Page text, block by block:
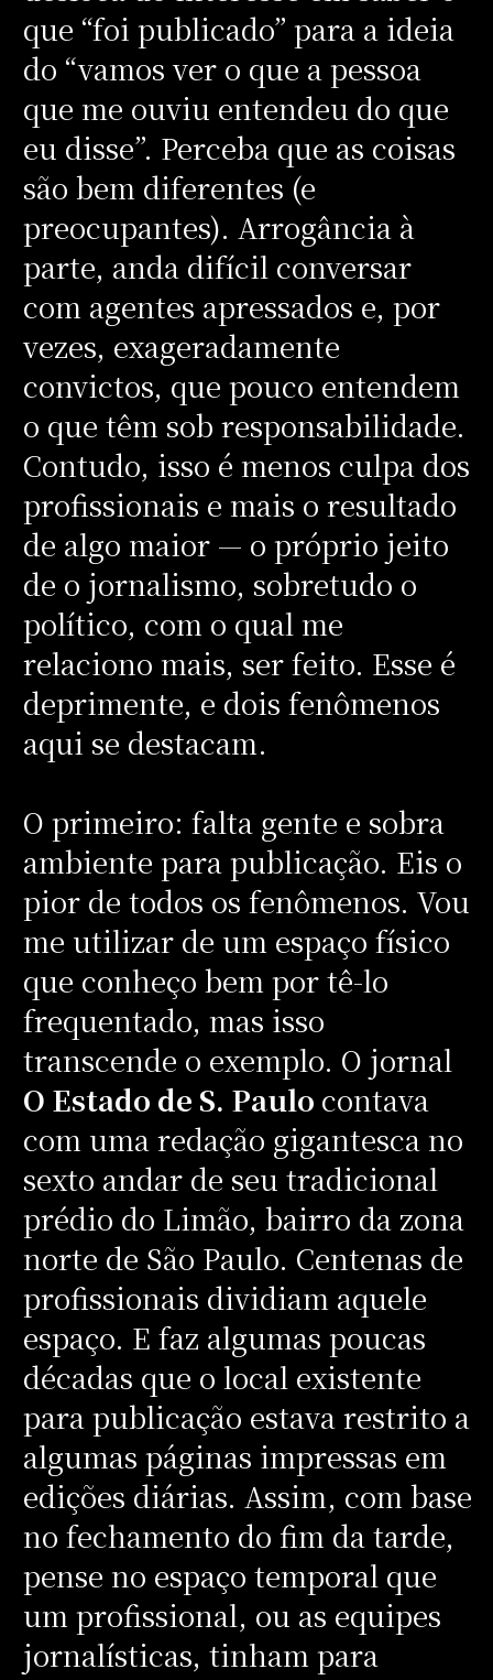
que “foi publicado” para a ideia
do “vamos ver o que a pessoa
que me ouviu entendeu do que
eu disse”. Perceba que as coisas
são bem diferentes (e
preocupantes). Arrogância à
parte, anda difícil conversar
com agentes apressados e, por
vezes, exageradamente
convictos, que pouco entendem
o que têm sob responsabilidade.
Contudo, isso é menos culpa dos
profissionais e mais o resultado
de algo maior — o próprio jeito
de o jornalismo, sobretudo o
político, com o qual me
relaciono mais, ser feito. Esse é
deprimente, e dois fenômenos
aqui se destacam.
O primeiro: falta gente e sobra
ambiente para publicação. Eis o
pior de todos os fenômenos. Vou
me utilizar de um espaço físico
que conheço bem por tê-lo
frequentado, mas isso
transcende o exemplo. O jornal
O Estado de S. Paulo contava
com uma redação gigantesca no
sexto andar de seu tradicional
prédio do Limão, bairro da zona
norte de São Paulo. Centenas de
profissionais dividiam aquele
espaço. E faz algumas poucas
décadas que o local existente
para publicação estava restrito a
algumas páginas impressas em
edições diárias. Assim, com base
no fechamento do fim da tarde,
pense no espaço temporal que
um profissional, ou as equipes
jornalísticas, tinham para